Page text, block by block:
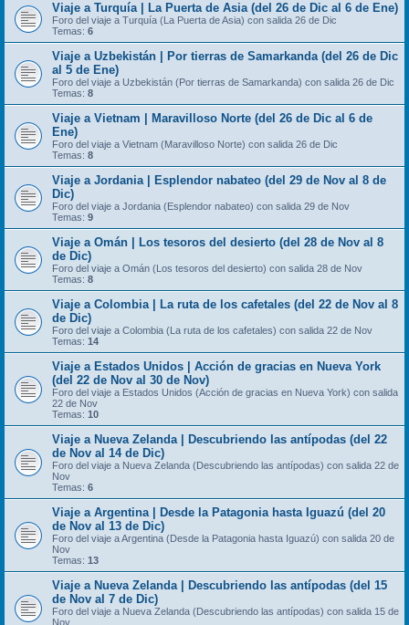
Viaje a Turquía | La Puerta de Asia (del 26 de Dic al 6 de Ene)
Foro del viaje a Turquía (La Puerta de Asia) con salida 26 de Dic
Temas: 6
Viaje a Uzbekistán | Por tierras de Samarkanda (del 26 de Dic
al 5 de Ene)
Foro del viaje a Uzbekistán (Por tierras de Samarkanda) con salida 26 de Dic
Temas: 8
Viaje a Vietnam | Maravilloso Norte (del 26 de Dic al 6 de
Ene)
Foro del viaje a Vietnam (Maravilloso Norte) con salida 26 de Dic
Temas: 8
Viaje a Jordania | Esplendor nabateo (del 29 de Nov al 8 de
Dic)
Foro del viaje a Jordania (Esplendor nabateo) con salida 29 de Nov
Temas: 9
Viaje a Omán | Los tesoros del desierto (del 28 de Nov al 8
de Dic)
Foro del viaje a Omán (Los tesoros del desierto) con salida 28 de Nov
Temas: 8
Viaje a Colombia | La ruta de los cafetales (del 22 de Nov al 8
de Dic)
Foro del viaje a Colombia (La ruta de los cafetales) con salida 22 de Nov
Temas: 14
Viaje a Estados Unidos | Acción de gracias en Nueva York
(del 22 de Nov al 30 de Nov)
Foro del viaje a Estados Unidos (Acción de gracias en Nueva York) con salida
22 de Nov
Temas: 10
Viaje a Nueva Zelanda | Descubriendo las antípodas (del 22
de Nov al 14 de Dic)
Foro del viaje a Nueva Zelanda (Descubriendo las antípodas) con salida 22 de
Nov
Temas: 6
Viaje a Argentina | Desde la Patagonia hasta Iguazú (del 20
de Nov al 13 de Dic)
Foro del viaje a Argentina (Desde la Patagonia hasta Iguazú) con salida 20 de
Nov
Temas: 13
Viaje a Nueva Zelanda | Descubriendo las antípodas (del 15
de Nov al 7 de Dic)
Foro del viaje a Nueva Zelanda (Descubriendo las antípodas) con salida 15 de
Nov